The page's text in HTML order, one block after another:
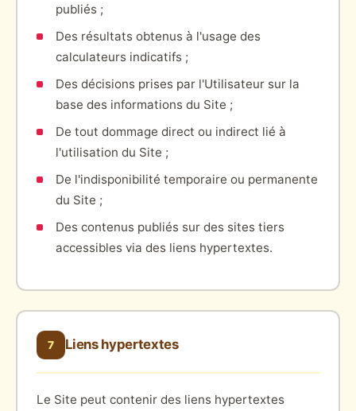
publiés ;
Des résultats obtenus à l'usage des
calculateurs indicatifs ;
Des décisions prises par l'Utilisateur sur la
base des informations du Site ;
De tout dommage direct ou indirect lié à
l'utilisation du Site ;
De l'indisponibilité temporaire ou permanente
du Site ;
Des contenus publiés sur des sites tiers
accessibles via des liens hypertextes.
7 Liens hypertextes
Le Site peut contenir des liens hypertextes